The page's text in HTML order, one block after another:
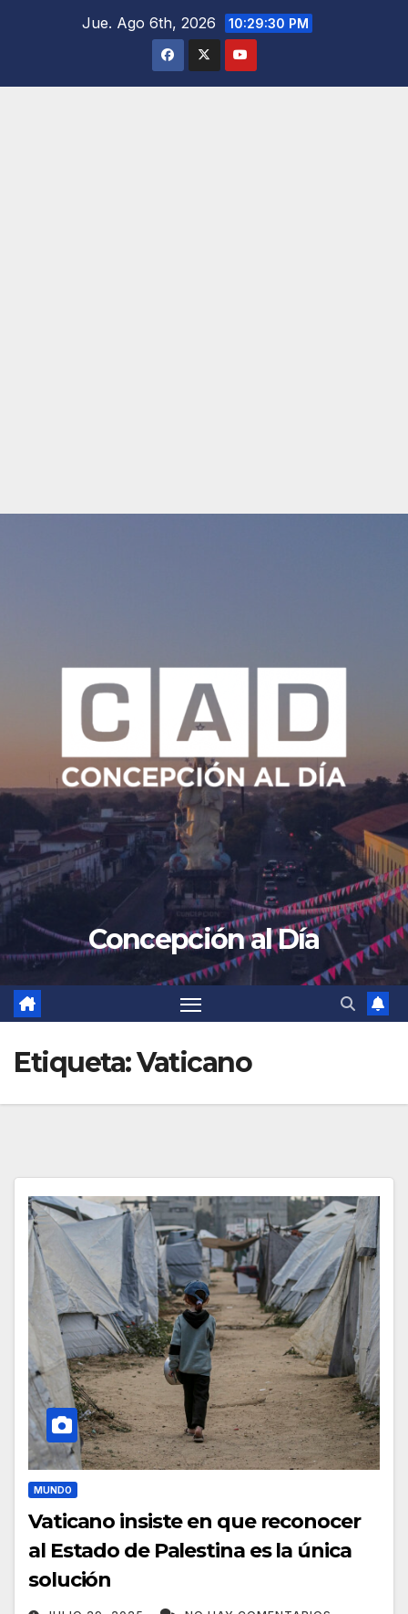
Jue. Ago 6th, 2026 10:29:30 PM
Concepción al Día
Etiqueta:Vaticano
MUNDO
Vaticano insiste en que reconocer
al Estado de Palestina es la única
solución